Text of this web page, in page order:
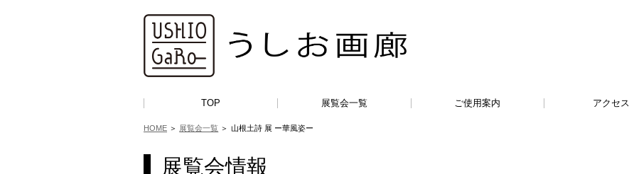
TOP 展覧会一覧 ご使用案内 アクセス
HOME ＞ 展覧会一覧 ＞ 山根土詩 展 ー華風姿ー
展覧会情報